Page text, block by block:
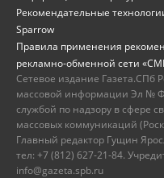
Рекомендательные
Sparrow
Правила применения
рекламно-обменной сети
Сетевое издание Газета.СПб
массовой информации Эл №
службой по надзору в сфере
массовых коммуникаций
Главный редактор Гущин
тел: +7 (812) 627-21-84.
info@gazeta.spb.ru